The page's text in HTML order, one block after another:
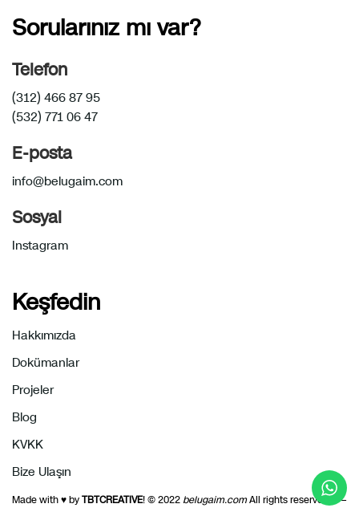
Sorularınız mı var?
Telefon
(312) 466 87 95
(532) 771 06 47
E-posta
info@belugaim.com
Sosyal
Instagram
Keşfedin
Hakkımızda
Dokümanlar
Projeler
Blog
KVKK
Bize Ulaşın
Made with ♥ byTBTCREATIVE! © 2022belugaim.comAll rights reserved——